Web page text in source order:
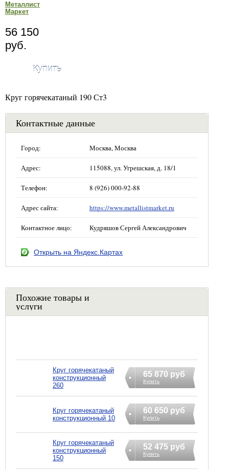
Металлист
Маркет
56 150
руб.
Купить
Круг горячекатаный 190 Ст3
Контактные данные
Город: Москва, Москва
Адрес: 115088, ул. Угрешская, д. 18/1
Телефон: 8 (926) 000-92-88
Адрес сайта: https://www.metallistmarket.ru
Контактное лицо: Кудряшов Сергей Александрович
Открыть на Яндекс.Картах
Похожие товары и
услуги
Круг горячекатаный
конструкционный
260
65 870 руб
Купить
Круг горячекатаный
конструкционный 10
60 650 руб
Купить
Круг горячекатаный
конструкционный
150
52 475 руб
Купить